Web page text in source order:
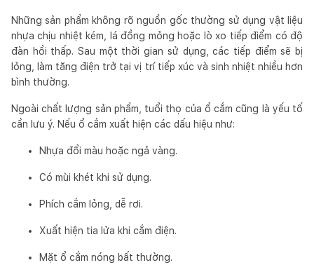
Những sản phẩm không rõ nguồn gốc thường sử dụng vật liệu
nhựa chịu nhiệt kém, lá đồng mỏng hoặc lò xo tiếp điểm có độ
đàn hồi thấp. Sau một thời gian sử dụng, các tiếp điểm sẽ bị
lỏng, làm tăng điện trở tại vị trí tiếp xúc và sinh nhiệt nhiều hơn
bình thường.
Ngoài chất lượng sản phẩm, tuổi thọ của ổ cắm cũng là yếu tố
cần lưu ý. Nếu ổ cắm xuất hiện các dấu hiệu như:
Nhựa đổi màu hoặc ngả vàng.
Có mùi khét khi sử dụng.
Phích cắm lỏng, dễ rơi.
Xuất hiện tia lửa khi cắm điện.
Mặt ổ cắm nóng bất thường.